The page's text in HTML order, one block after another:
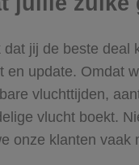
jij de beste
en update. Omdat
vluchttijden,
vlucht boekt.
onze klanten